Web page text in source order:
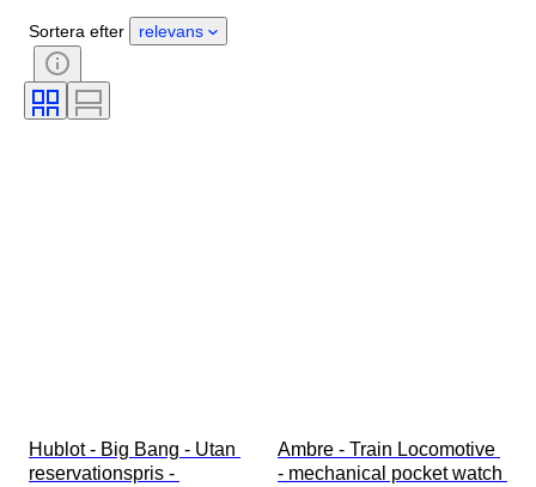
Skick
Certifiering
Utgåva nr.
Urverk
Sortera efter relevans
Hublot - Big Bang - Utan
reservationspris -
Ambre - Train Locomotive
- mechanical pocket watch